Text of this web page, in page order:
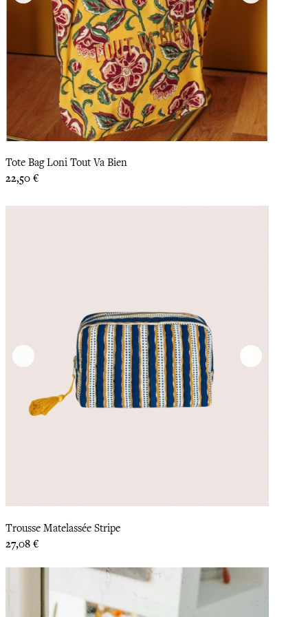
Tote Bag Loni Tout Va Bien
Prix
22,50 €
Trousse Matelassée Stripe
Prix
27,08 €